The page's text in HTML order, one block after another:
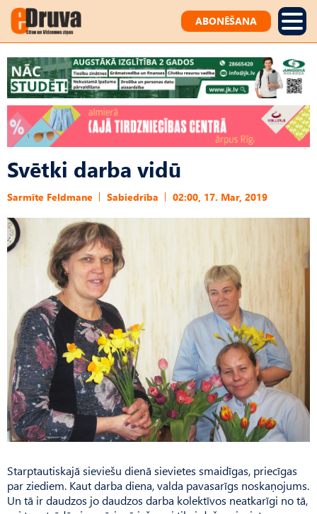
ABONĒŠANA
Svētki darba vidū
Sarmīte Feldmane Sabiedrība 02:00, 17. Mar, 2019
Starptautiskajā sieviešu dienā sievietes smaidīgas, priecīgas
par ziediem. Kaut darba diena, valda pavasarīgs noskaņojums.
Un tā ir daudzos jo daudzos darba kolektīvos neatkarīgi no tā,